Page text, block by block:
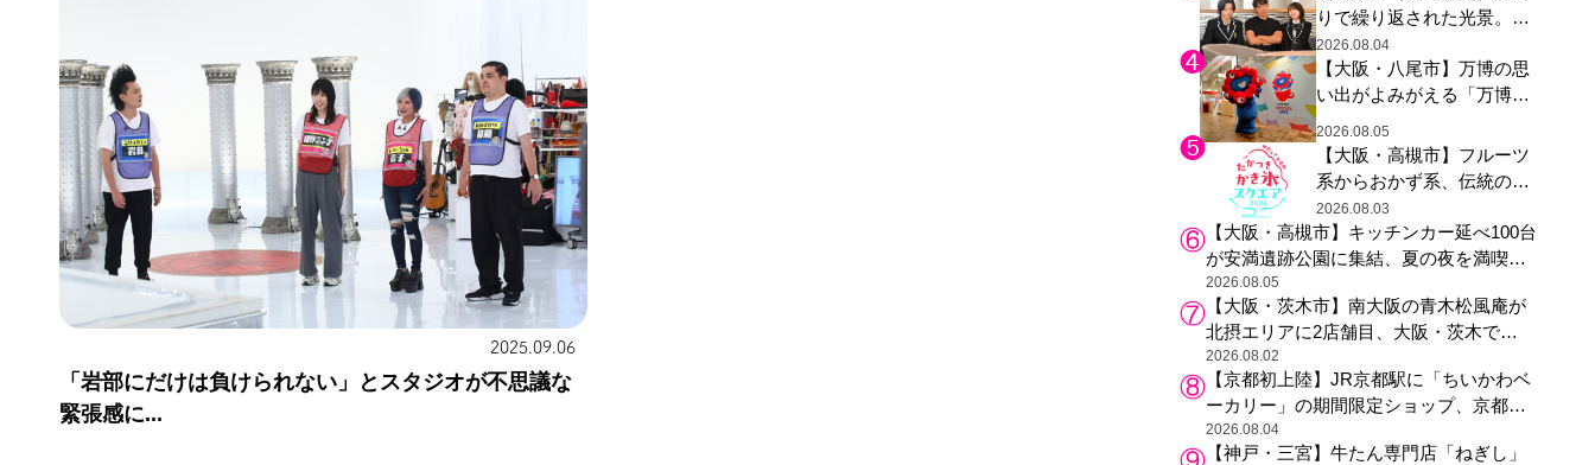
2025.09.06
「岩部にだけは負けられない」とスタジオが不思議な
緊張感に...
ニカルガーデン 大阪」へ招
待
りで繰り返された光景。ド
ラマ『GTO』第３話で光っ
た演出の巧みさ
2026.08.04
【大阪・八尾市】万博の思
い出がよみがえる「万博レ
クミャク登場、大屋根リン
グ木材展示も
2026.08.05
【大阪・高槻市】フルーツ
系からおかず系、伝統の天
然氷まで人気店が集結、高
槻阪急スクエアで「かき
氷」祭り
2026.08.03
【大阪・高槻市】キッチンカー延べ100台
が安満遺跡公園に集結、夏の夜を満喫す
る4日間のグルメイベント
2026.08.05
【大阪・茨木市】南大阪の青木松風庵が
北摂エリアに2店舗目、大阪・茨木で
も“焼きたて”の月化粧が食べられる
2026.08.02
【京都初上陸】JR京都駅に「ちいかわベ
ーカリー」の期間限定ショップ、京都の
銘菓“おたべ”との限定コラボも
2026.08.04
【神戸・三宮】牛たん専門店「ねぎし」